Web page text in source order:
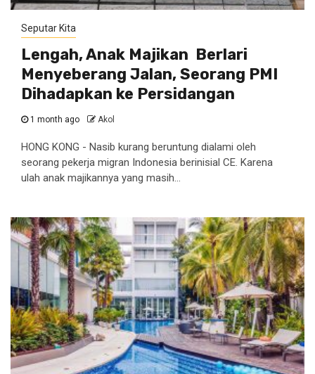
Seputar Kita
Lengah, Anak Majikan Berlari
Menyeberang Jalan, Seorang PMI
Dihadapkan ke Persidangan
1 month ago Akol
HONG KONG - Nasib kurang beruntung dialami oleh
seorang pekerja migran Indonesia berinisial CE. Karena
ulah anak majikannya yang masih...